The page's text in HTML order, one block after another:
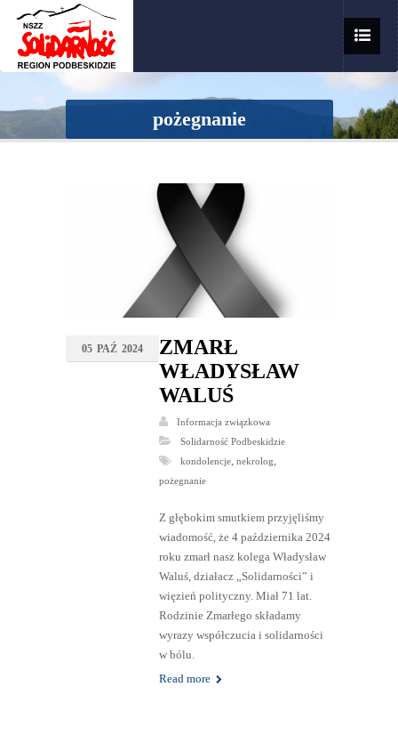
pożegnanie
05 PAŹ 2024
ZMARŁ
WŁADYSŁAW
WALUŚ
Informacja związkowa
Solidarność Podbeskidzie
kondolencje, nekrolog
pożegnanie
Z głębokim smutkiem przyjęliśmy
wiadomość, że 4 października 2024
roku zmarł nasz kolega Władysław
Waluś, działacz „Solidarności” i
więzień polityczny. Miał 71 lat.
Rodzinie Zmarłego składamy
wyrazy współczucia i solidarności
w bólu.
Read more